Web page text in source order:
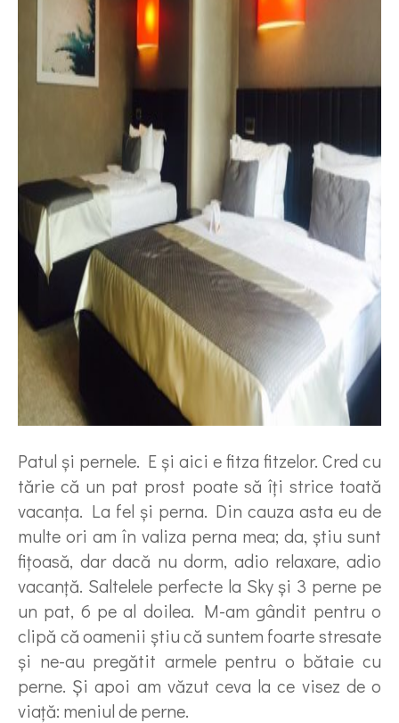
Patul şi pernele. E şi aici e fitza fitzelor. Cred cu
tărie că un pat prost poate să îţi strice toată
vacanţa. La fel şi perna. Din cauza asta eu de
multe ori am în valiza perna mea; da, ştiu sunt
fiţoasă, dar dacă nu dorm, adio relaxare, adio
vacanţă. Saltelele perfecte la Sky şi 3 perne pe
un pat, 6 pe al doilea. M-am gândit pentru o
clipă că oamenii ştiu că suntem foarte stresate
şi ne-au pregătit armele pentru o bătaie cu
perne. Şi apoi am văzut ceva la ce visez de o
viaţă: meniul de perne.